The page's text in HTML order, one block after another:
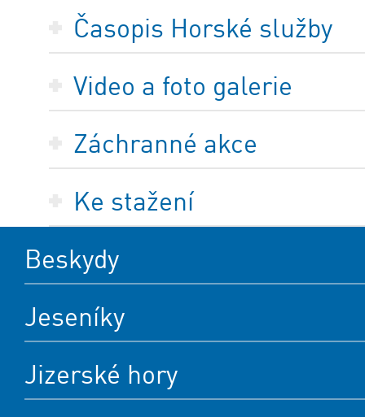
Časopis Horské služby
Video a foto galerie
Záchranné akce
Ke stažení
Beskydy
Jeseníky
Jizerské hory